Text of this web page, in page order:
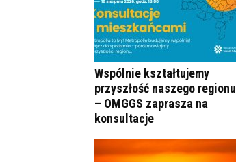
Wspólnie kształtujemy
przyszłość naszego regionu
– OMGGS zaprasza na
konsultacje